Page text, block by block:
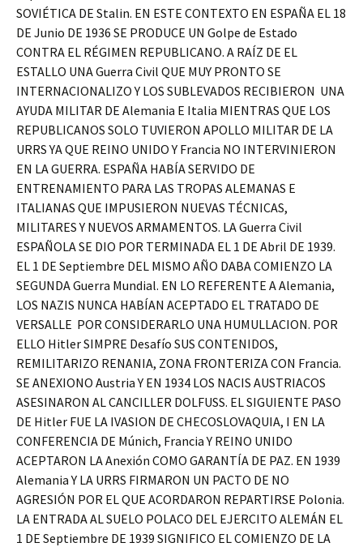
SOVIÉTICA DE Stalin. EN ESTE CONTEXTO EN ESPAÑA EL 18
DE Junio DE 1936 SE PRODUCE UN Golpe de Estado
CONTRA EL RÉGIMEN REPUBLICANO. A RAÍZ DE EL
ESTALLO UNA Guerra Civil QUE MUY PRONTO SE
INTERNACIONALIZO Y LOS SUBLEVADOS RECIBIERON UNA
AYUDA MILITAR DE Alemania E Italia MIENTRAS QUE LOS
REPUBLICANOS SOLO TUVIERON APOLLO MILITAR DE LA
URRS YA QUE REINO UNIDO Y Francia NO INTERVINIERON
EN LA GUERRA. ESPAÑA HABÍA SERVIDO DE
ENTRENAMIENTO PARA LAS TROPAS ALEMANAS E
ITALIANAS QUE IMPUSIERON NUEVAS TÉCNICAS,
MILITARES Y NUEVOS ARMAMENTOS. LA Guerra Civil
ESPAÑOLA SE DIO POR TERMINADA EL 1 DE Abril DE 1939.
EL 1 DE Septiembre DEL MISMO AÑO DABA COMIENZO LA
SEGUNDA Guerra Mundial. EN LO REFERENTE A Alemania,
LOS NAZIS NUNCA HABÍAN ACEPTADO EL TRATADO DE
VERSALLE POR CONSIDERARLO UNA HUMULLACION. POR
ELLO Hitler SIMPRE Desafío SUS CONTENIDOS,
REMILITARIZO RENANIA, ZONA FRONTERIZA CON Francia.
SE ANEXIONO Austria Y EN 1934 LOS NACIS AUSTRIACOS
ASESINARON AL CANCILLER DOLFUSS. EL SIGUIENTE PASO
DE Hitler FUE LA IVASION DE CHECOSLOVAQUIA, I EN LA
CONFERENCIA DE Múnich, Francia Y REINO UNIDO
ACEPTARON LA Anexión COMO GARANTÍA DE PAZ. EN 1939
Alemania Y LA URRS FIRMARON UN PACTO DE NO
AGRESIÓN POR EL QUE ACORDARON REPARTIRSE Polonia.
LA ENTRADA AL SUELO POLACO DEL EJERCITO ALEMÁN EL
1 DE Septiembre DE 1939 SIGNIFICO EL COMIENZO DE LA